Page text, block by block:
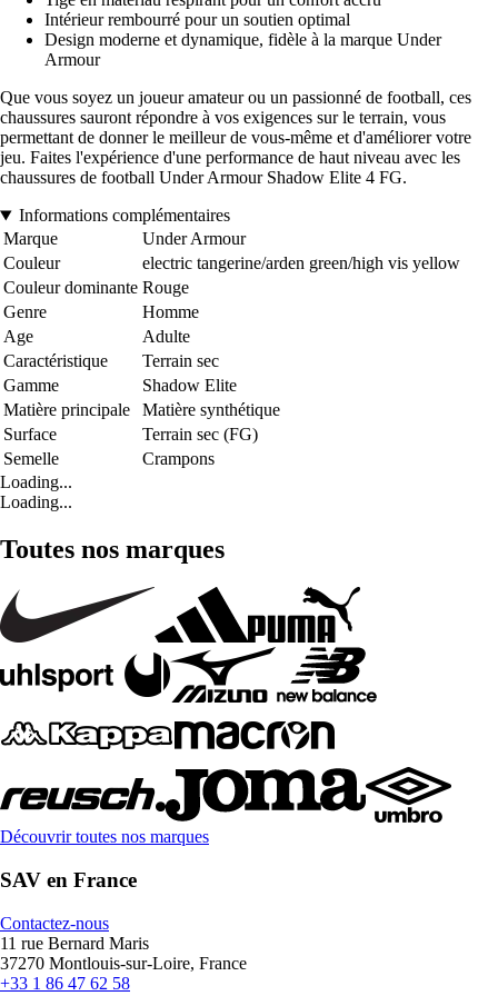
Intérieur rembourré pour un soutien optimal
Design moderne et dynamique, fidèle à la marque Under
Armour
Que vous soyez un joueur amateur ou un passionné de football, ces
chaussures sauront répondre à vos exigences sur le terrain, vous
permettant de donner le meilleur de vous-même et d'améliorer votre
jeu. Faites l'expérience d'une performance de haut niveau avec les
chaussures de football Under Armour Shadow Elite 4 FG.
Informations complémentaires
Marque
Under Armour
Couleur
electric tangerine/arden green/high vis yellow
Couleur dominante Rouge
Genre
Homme
Age
Adulte
Caractéristique
Terrain sec
Gamme
Shadow Elite
Matière principale
Matière synthétique
Surface
Terrain sec (FG)
Semelle
Crampons
Loading...
Loading...
Toutes nos marques
Découvrir toutes nos marques
SAV en France
Contactez-nous
11 rue Bernard Maris
37270 Montlouis-sur-Loire, France
+33 1 86 47 62 58